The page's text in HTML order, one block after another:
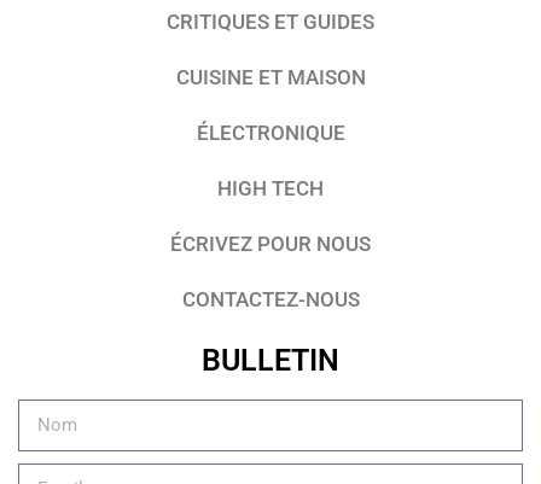
CRITIQUES ET GUIDES
CUISINE ET MAISON
ÉLECTRONIQUE
HIGH TECH
ÉCRIVEZ POUR NOUS
CONTACTEZ-NOUS
BULLETIN